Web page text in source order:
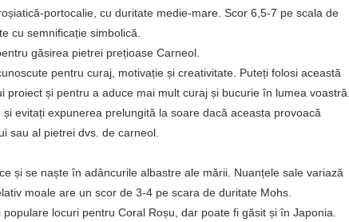
portocalie, cu duritate medie-mare. Scor 6,5-7 pe scala de
cu semnificație simbolică.
găsirea pietrei prețioase Carneol.
pentru curaj, motivație și creativitate. Puteți folosi această
și pentru a aduce mai mult curaj și bucurie în lumea voastră.
evitați expunerea prelungită la soare dacă aceasta provoacă
sau al pietrei dvs. de carneol.
și se naște în adâncurile albastre ale mării. Nuanțele sale variază
moale are un scor de 3-4 pe scara de duritate Mohs.
locuri pentru Coral Roșu, dar poate fi găsit și în Japonia.